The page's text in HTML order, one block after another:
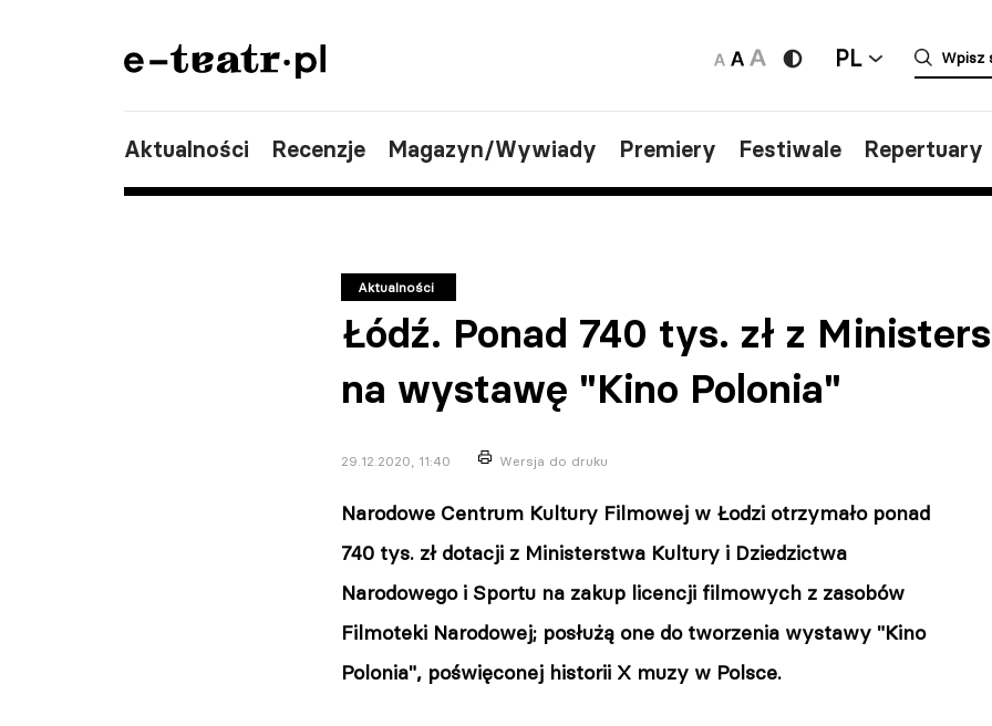
PL
Aktualności Recenzje Magazyn/Wywiady Premiery Festiwale Repertuary
Aktualności
Łódź. Ponad 740 tys. zł z
na wystawę "Kino Polonia"
29.12.2020, 11:40 Wersja do druku
Narodowe Centrum Kultury Filmowej w Łodzi otrzymało ponad
740 tys. zł dotacji z Ministerstwa Kultury i Dziedzictwa
Narodowego i Sportu na zakup licencji filmowych z zasobów
Filmoteki Narodowej; posłużą one do tworzenia wystawy "Kino
Polonia", poświęconej historii X muzy w Polsce.